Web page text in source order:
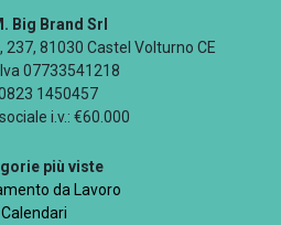
Big Brand Srl
81030 Castel Volturno CE
07733541218
1450457
i.v.: €60.000
più viste
da Lavoro
Calendari